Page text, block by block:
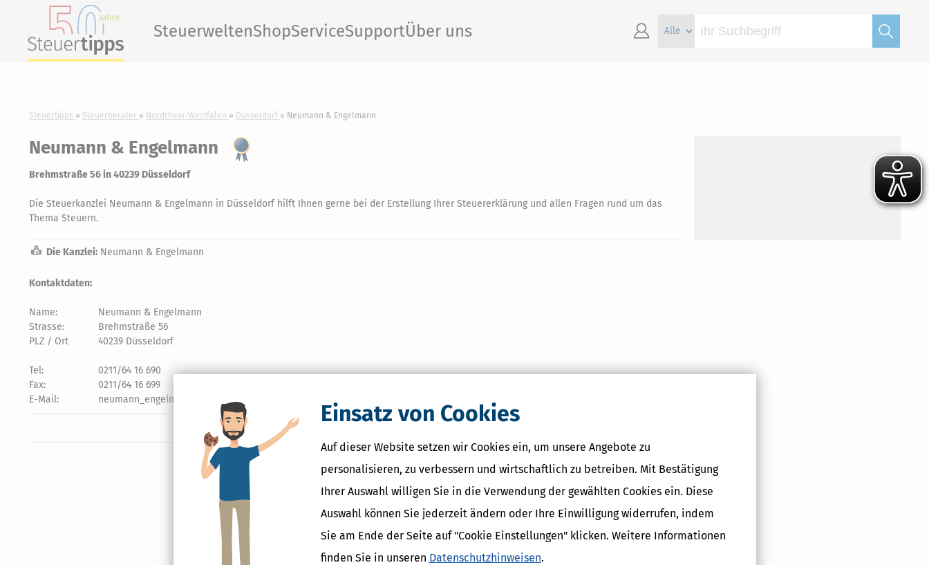
Einsatz von Cookies
Auf dieser Website setzen wir Cookies ein, um unsere Angebote zu
personalisieren, zu verbessern und wirtschaftlich zu betreiben. Mit Bestätigung
Ihrer Auswahl willigen Sie in die Verwendung der gewählten Cookies ein. Diese
Auswahl können Sie jederzeit ändern oder Ihre Einwilligung widerrufen, indem
Sie am Ende der Seite auf "Cookie Einstellungen" klicken. Weitere Informationen
finden Sie in unseren Datenschutzhinweisen.
SteuerweltenShopServiceSupportÜber uns
Steuertipps Steuerberater Nordrhein-Westfalen Düsseldorf Neumann & Engelmann
Neumann & Engelmann
Brehmstraße 56 in 40239 Düsseldorf
Die Steuerkanzlei Neumann & Engelmann in Düsseldorf hilft Ihnen gerne bei der Erstellung Ihrer Steuererklärung und allen Fragen rund um das
Thema Steuern.
Die Kanzlei: Neumann & Engelmann
Kontaktdaten:
Name:
Neumann & Engelmann
Strasse:
Brehmstraße 56
PLZ / Ort
40239 Düsseldorf
Tel:
0211/64 16 690
Fax:
0211/64 16 699
E-Mail:
neumann_engelmann@t-online.de oder